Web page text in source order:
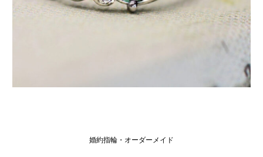
婚約指輪・オーダーメイド